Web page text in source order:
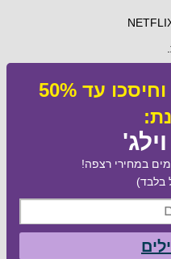
קבלו מבצעי SMS וחיסכו עד 50%
במחירי רצפה!
בלבד)